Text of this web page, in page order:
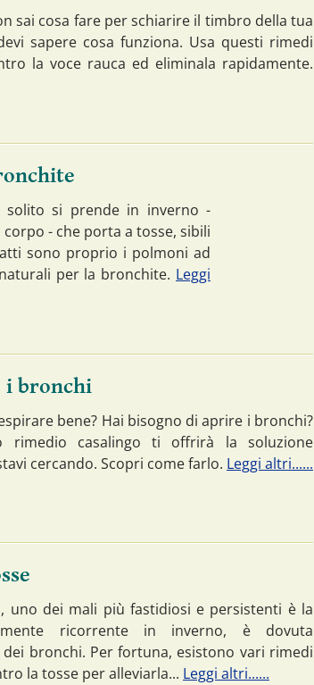
sai cosa fare per schiarire il timbro della tua
sapere cosa funziona. Usa questi rimedi
la voce rauca ed eliminala rapidamente.
si prende in inverno -
- che porta a tosse, sibili
sono proprio i polmoni ad
per la bronchite. Leggi
i bronchi
bene? Hai bisogno di aprire i bronchi?
rimedio casalingo ti offrirà la soluzione
cercando. Scopri come farlo. Leggi altri......
uno dei mali più fastidiosi e persistenti è la
ricorrente in inverno, è dovuta
bronchi. Per fortuna, esistono vari rimedi
la tosse per alleviarla... Leggi altri......